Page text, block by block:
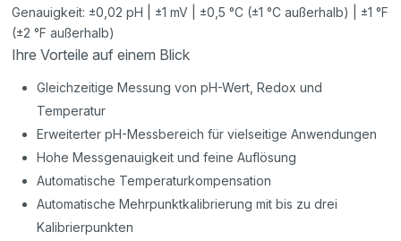
Genauigkeit: ±0,02 pH | ±1 mV | ±0,5 °C (±1 °C außerhalb) | ±1 °F
(±2 °F außerhalb)
Ihre Vorteile auf einem Blick
Gleichzeitige Messung von pH-Wert, Redox und
Temperatur
Erweiterter pH-Messbereich für vielseitige Anwendungen
Hohe Messgenauigkeit und feine Auflösung
Automatische Temperaturkompensation
Automatische Mehrpunktkalibrierung mit bis zu drei
Kalibrierpunkten